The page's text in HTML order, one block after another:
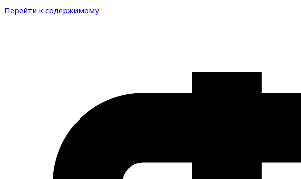
Перейти к содержимому